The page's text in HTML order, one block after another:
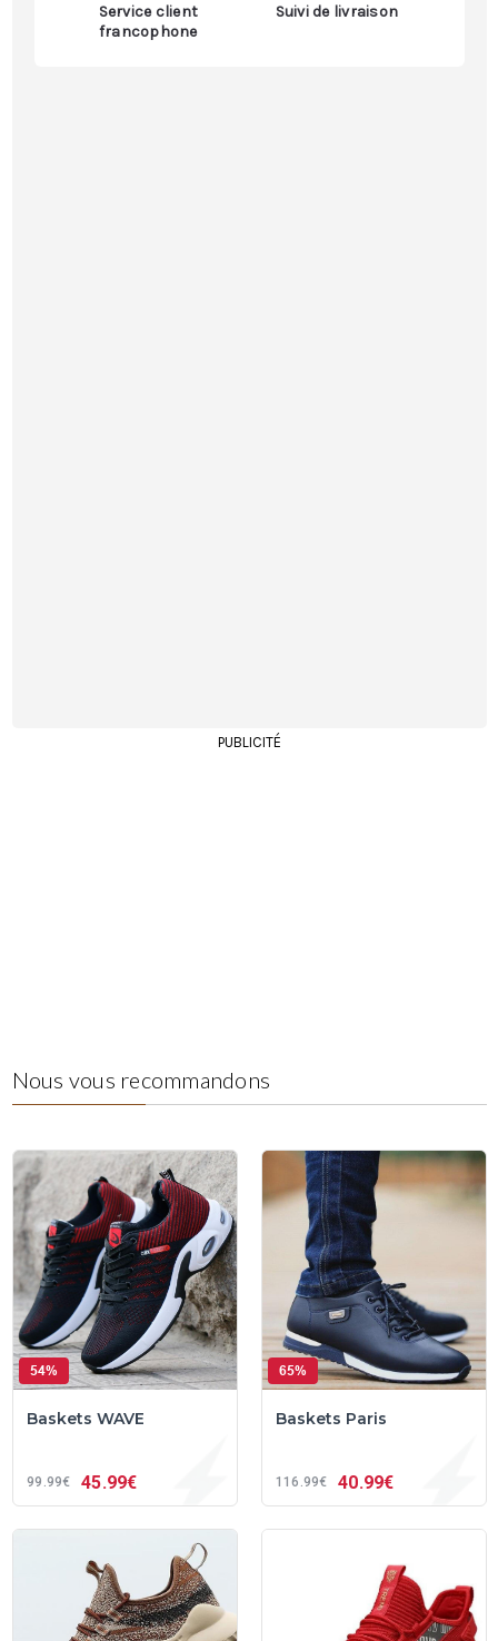
Service client
francophone
Suivi de livraison
PUBLICITÉ
Nous vous recommandons
54%
Baskets WAVE
99 99€ 45 99€
65%
Baskets Paris
116 99€ 40 99€